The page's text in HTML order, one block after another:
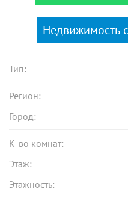
Недвижимость
Тип:
Регион:
Город:
К-во комнат:
Этаж:
Этажность: